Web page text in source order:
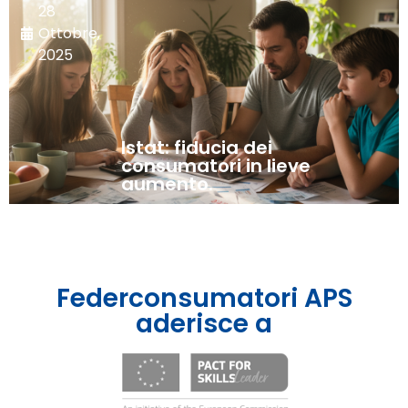
28
Ottobre,
2025
Istat: fiducia dei
consumatori in lieve
aumento.
Federconsumatori APS
aderisce a